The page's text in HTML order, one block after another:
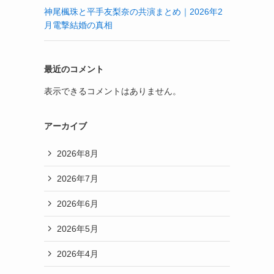
神尾楓珠と平手友梨奈の共演まとめ｜2026年2
月電撃結婚の真相
最近のコメント
表示できるコメントはありません。
アーカイブ
2026年8月
2026年7月
2026年6月
2026年5月
2026年4月